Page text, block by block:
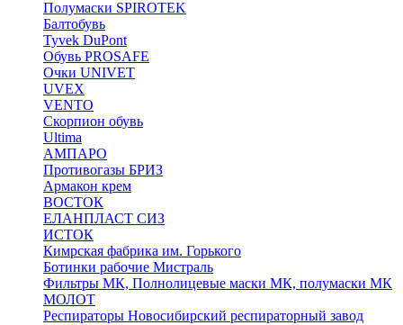
Полумаски SPIROTEK
Балтобувь
Tyvek DuPont
Обувь PROSAFE
Очки UNIVET
UVEX
VENTO
Скорпион обувь
Ultima
АМПАРО
Противогазы БРИЗ
Армакон крем
ВОСТОК
ЕЛАНПЛАСТ СИЗ
ИСТОК
Кимрская фабрика им. Горького
Ботинки рабочие Мистраль
Фильтры МК, Полнолицевые маски МК, полумаски МК
МОЛОТ
Респираторы Новосибирский респираторный завод